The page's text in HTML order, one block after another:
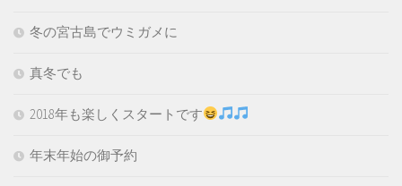
冬の宮古島でウミガメに
真冬でも
2018年も楽しくスタートです
年末年始の御予約